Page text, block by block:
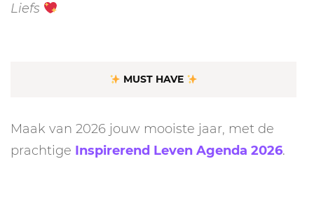
Liefs
MUST HAVE
Maak van 2026 jouw mooiste jaar, met de
prachtige Inspirerend Leven Agenda 2026.